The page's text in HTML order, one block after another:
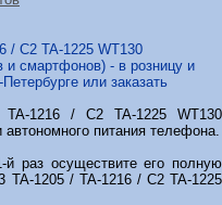
/ C2 TA-1225 WT130
смартфонов) - в розницу и
или заказать
1216 / C2 TA-1225 WT130
питания телефона.
й раз осуществите его полную
TA-1205 / TA-1216 / C2 TA-1225